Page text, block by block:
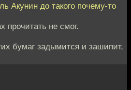
Акунин до такого почему-то
прочитать не смог.
бумаг задымится и зашипит,